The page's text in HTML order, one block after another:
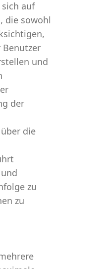
auf
die sowohl
und
der
die
zu
zu